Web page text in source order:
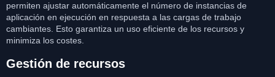
permiten ajustar automáticamente el número de instancias de
aplicación en ejecución en respuesta a las cargas de trabajo
cambiantes. Esto garantiza un uso eficiente de los recursos y
minimiza los costes.
Gestión de recursos